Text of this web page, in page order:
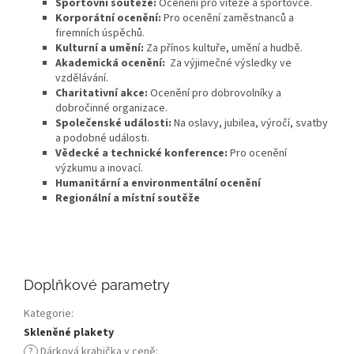
Korporátní ocenění: Pro ocenění zaměstnanců a
firemních úspěchů.
Kulturní a umění: Za přínos kultuře, umění a hudbě.
Akademická ocenění: Za výjimečné výsledky ve
vzdělávání.
Charitativní akce: Ocenění pro dobrovolníky a
dobročinné organizace.
Společenské události: Na oslavy, jubilea, výročí, svatby
a podobné události.
Vědecké a technické konference: Pro ocenění
výzkumu a inovací.
Humanitární a environmentální ocenění
Regionální a místní soutěže
Doplňkové parametry
Kategorie:
Skleněné plakety